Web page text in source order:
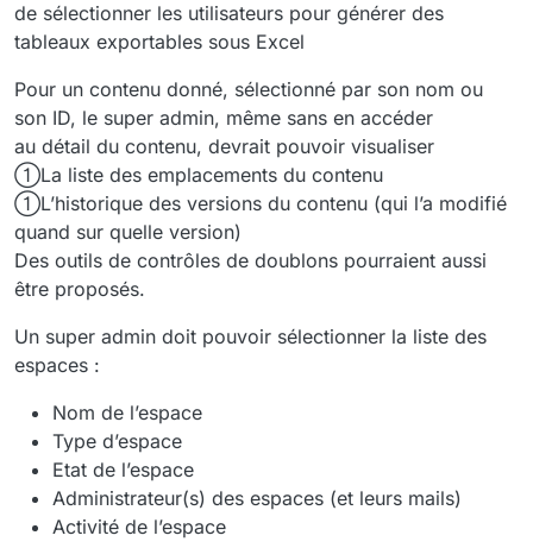
de sélectionner les utilisateurs pour générer des
tableaux exportables sous Excel
Pour un contenu donné, sélectionné par son nom ou
son ID, le super admin, même sans en accéder
au détail du contenu, devrait pouvoir visualiser
La liste des emplacements du contenu
L’historique des versions du contenu (qui l’a modifié
quand sur quelle version)
Des outils de contrôles de doublons pourraient aussi
être proposés.
Un super admin doit pouvoir sélectionner la liste des
espaces :
Nom de l’espace
Type d’espace
Etat de l’espace
Administrateur(s) des espaces (et leurs mails)
Activité de l’espace